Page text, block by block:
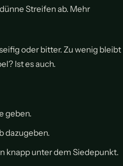
Streifen ab. Mehr
oder bitter. Zu wenig bleibt
Ist es auch.
geben.
dazugeben.
knapp unter dem Siedepunkt.